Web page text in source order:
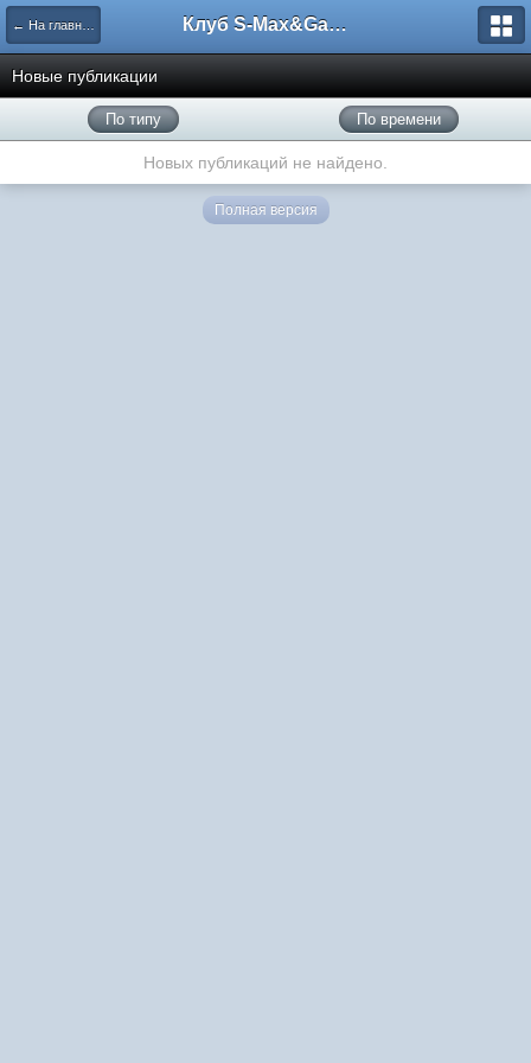
← На главную Клуб S-Max&Galaxy
Новые публикации
По типу По времени
Новых публикаций не найдено.
Полная версия